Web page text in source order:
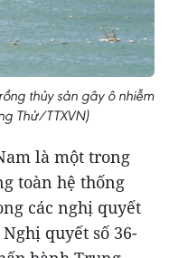
thủy sản gây ô nhiễm
Thử/TTXVN)
là một trong
toàn hệ thống
các nghị quyết
quyết số 36-